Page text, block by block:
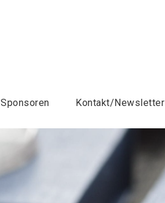
Sponsoren Kontakt/Newsletter